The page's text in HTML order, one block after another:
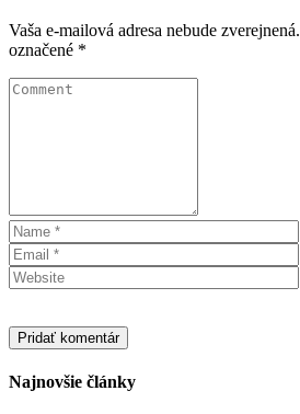
Vaša e-mailová adresa nebude zverejnená.
označené *
Najnovšie články